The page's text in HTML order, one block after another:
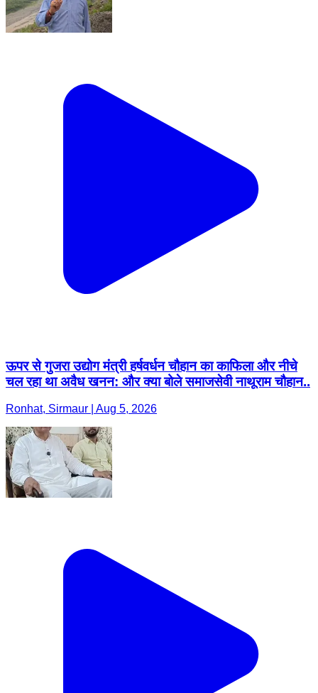
ऊपर से गुजरा उद्योग मंत्री हर्षवर्धन चौहान का काफिला और नीचे
चल रहा था अवैध खनन: और क्या बोले समाजसेवी नाथूराम चौहान..
Ronhat, Sirmaur | Aug 5, 2026